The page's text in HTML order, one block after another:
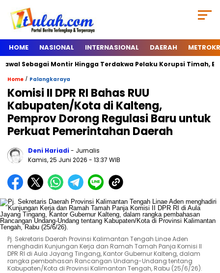
HOME NASIONAL INTERNASIONAL DAERAH
Montir Hingga Terdakwa Pelaku Korupsi Timah, Begini
Home / Palangkaraya
Komisi II DPR RI Bahas RUU
Kabupaten/Kota di Kalteng,
Pemprov Dorong Regulasi Baru untuk
Perkuat Pemerintahan Daerah
Deni Hariadi- Jurnalis
Kamis, 25 Juni 2026 - 13:37 WIB
Pj. Sekretaris Daerah Provinsi Kalimantan Tengah Linae Aden
menghadiri Kunjungan Kerja dan Ramah Tamah Panja Komisi II
DPR RI di Aula Jayang Tingang, Kantor Gubernur Kalteng, dalam
rangka pembahasan Rancangan Undang-Undang tentang
Kabupaten/Kota di Provinsi Kalimantan Tengah, Rabu (25/6/26).